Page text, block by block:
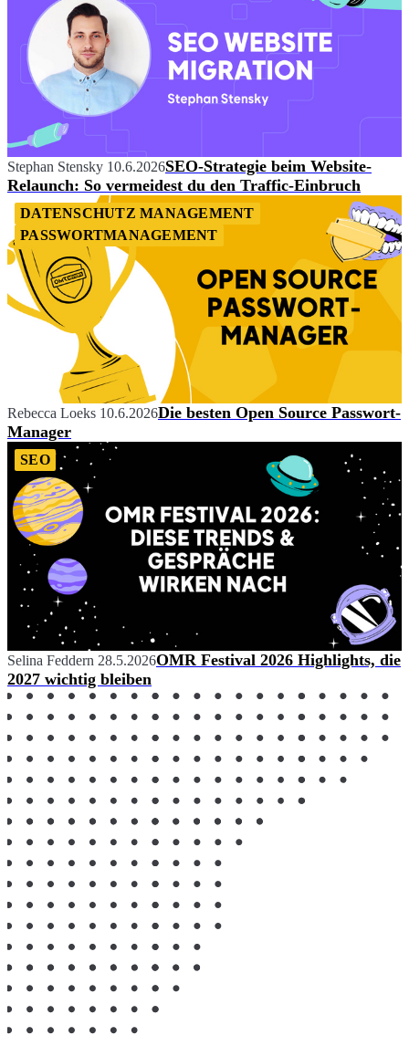
Stephan Stensky 10.6.2026SEO-Strategie beim Website-
Relaunch: So vermeidest du den Traffic-Einbruch
DATENSCHUTZ MANAGEMENT
PASSWORTMANAGEMENT
Rebecca Loeks 10.6.2026Die besten Open Source Passwort-
Manager
SEO
Selina Feddern 28.5.2026OMR Festival 2026 Highlights, die
2027 wichtig bleiben